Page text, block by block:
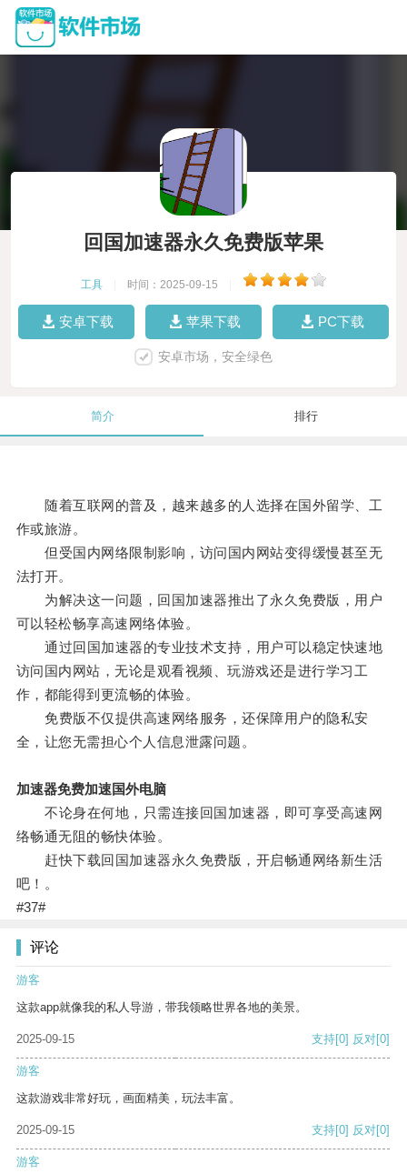
回国加速器永久免费版苹果
工具 时间：2025-09-15
安卓下载 苹果下载 PC下载
安卓市场，安全绿色
简介 排行
随着互联网的普及，越来越多的人选择在国外留学、工
作或旅游。
但受国内网络限制影响，访问国内网站变得缓慢甚至无
法打开。
为解决这一问题，回国加速器推出了永久免费版，用户
可以轻松畅享高速网络体验。
通过回国加速器的专业技术支持，用户可以稳定快速地
访问国内网站，无论是观看视频、玩游戏还是进行学习工
作，都能得到更流畅的体验。
免费版不仅提供高速网络服务，还保障用户的隐私安
全，让您无需担心个人信息泄露问题。
加速器免费加速国外电脑
不论身在何地，只需连接回国加速器，即可享受高速网
络畅通无阻的畅快体验。
赶快下载回国加速器永久免费版，开启畅通网络新生活
吧！。
#37#
评论
游客
这款app就像我的私人导游，带我领略世界各地的美景。
2025-09-15 支持[0] 反对[0]
游客
这款游戏非常好玩，画面精美，玩法丰富。
2025-09-15 支持[0] 反对[0]
游客